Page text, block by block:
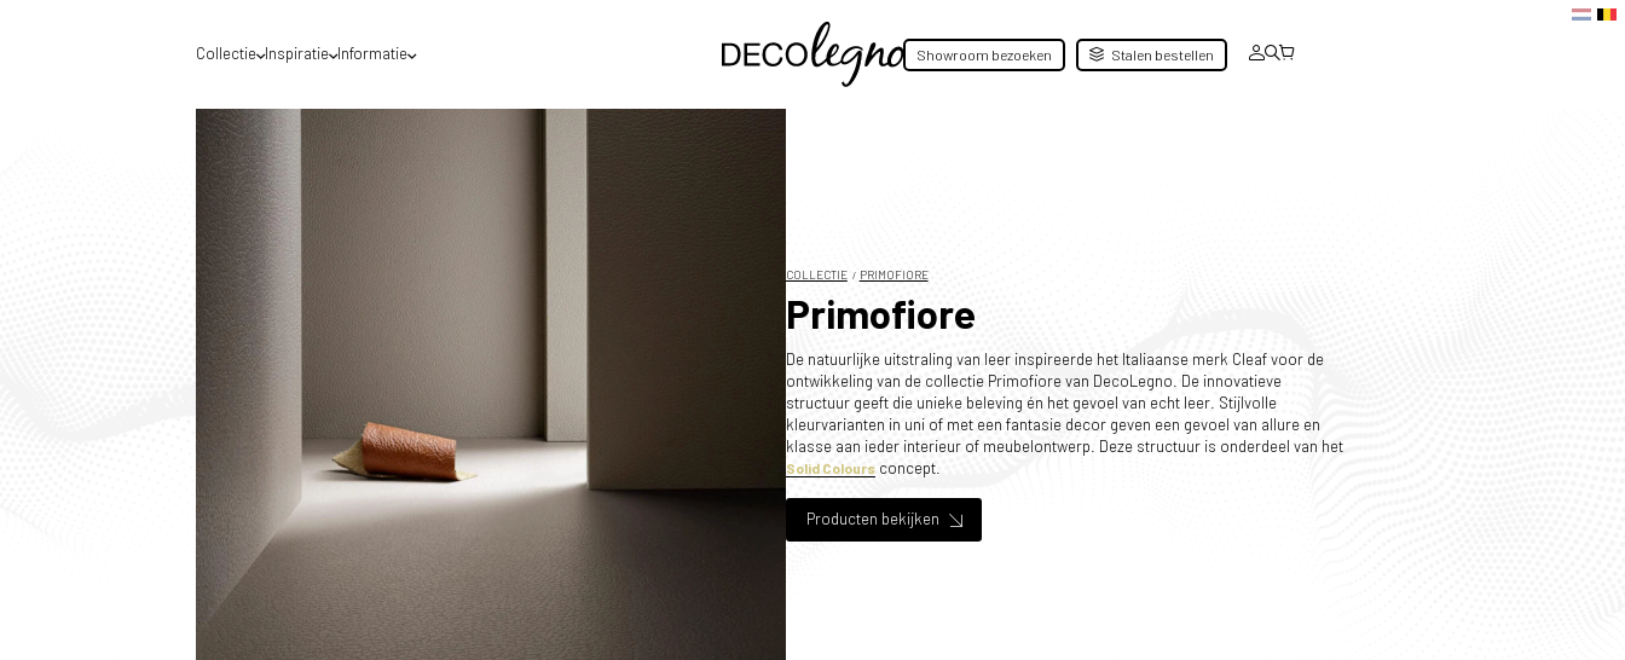
Collectie Inspiratie Informatie Showroom bezoeken Stalen bestellen
Waar mogen we jou helpen?
Voor een optimale service raden wij je aan de
DecoLegno website te gebruiken van het land
waar jij gevestigd bent. Nederland of België?
COLLECTIE PRIMOFIORE
Primofiore
De natuurlijke uitstraling van leer inspireerde het Italiaanse merk Cleaf voor de
ontwikkeling van de collectie Primofiore van DecoLegno. De innovatieve
structuur geeft die unieke beleving én het gevoel van echt leer. Stijlvolle
kleurvarianten in uni of met een fantasie decor geven een gevoel van allure en
klasse aan ieder interieur of meubelontwerp. Deze structuur is onderdeel van het
Solid Coloursconcept.
Producten bekijken